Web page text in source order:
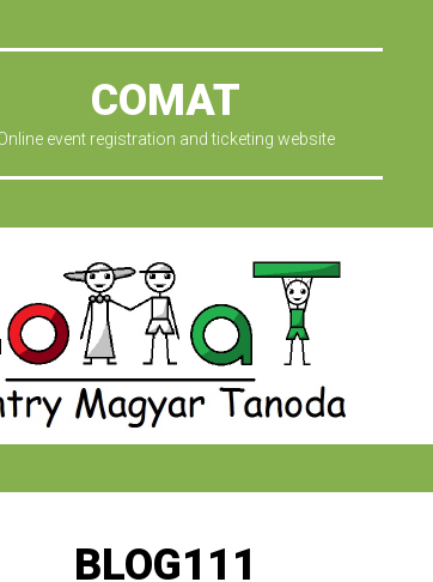
COMAT
event registration and ticketing website
BLOG111